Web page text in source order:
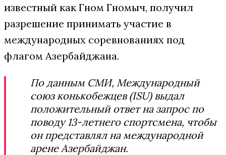
известный как Гном Гномыч, получил
разрешение принимать участие в
международных соревнованиях под
флагом Азербайджана.
По данным СМИ, Международный
союз конькобежцев (ISU) выдал
положительный ответ на запрос по
поводу 13-летнего спортсмена, чтобы
он представлял на международной
арене Азербайджан.